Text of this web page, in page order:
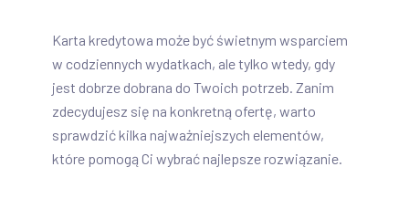
Karta kredytowa może być świetnym wsparciem
w codziennych wydatkach, ale tylko wtedy, gdy
jest dobrze dobrana do Twoich potrzeb. Zanim
zdecydujesz się na konkretną ofertę, warto
sprawdzić kilka najważniejszych elementów,
które pomogą Ci wybrać najlepsze rozwiązanie.